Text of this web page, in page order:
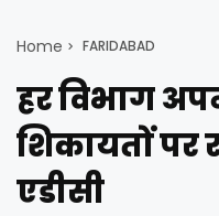
Home FARIDABAD
हर विभाग
शिकायतों पर
एडीसी